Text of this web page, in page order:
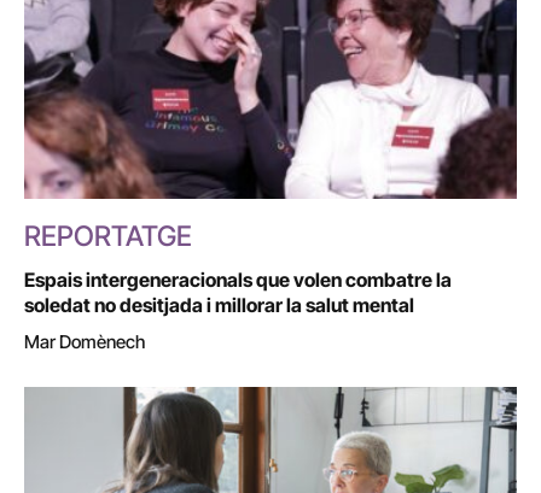
REPORTATGE
Espais intergeneracionals que volen combatre la
soledat no desitjada i millorar la salut mental
Mar Domènech